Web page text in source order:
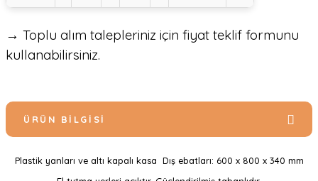
→ Toplu alım talepleriniz için fiyat teklif formunu
kullanabilirsiniz.
ÜRÜN BILGISI
Plastik yanları ve altı kapalı kasa Dış ebatları: 600 x 800 x 340 mm